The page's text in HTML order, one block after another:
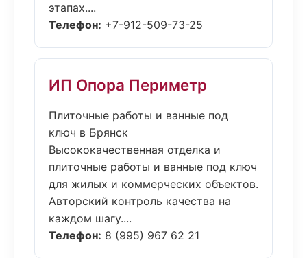
этапах....
Телефон: +7-912-509-73-25
ИП Опора Периметр
Плиточные работы и ванные под
ключ в Брянск
Высококачественная отделка и
плиточные работы и ванные под ключ
для жилых и коммерческих объектов.
Авторский контроль качества на
каждом шагу....
Телефон: 8 (995) 967 62 21